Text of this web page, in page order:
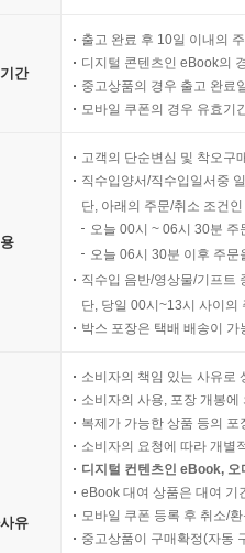
간
출고 완료 후 10일 이내의
디지털 콘텐츠인 eBook의
중고상품의 경우 출고 완료
모바일 쿠폰의 경우 유효기
고객의 단순변심 및 착오구
직수입양서/직수입일서중
단, 아래의 주문/취소 조건
오늘 00시 ~ 06시 30분
오늘 06시 30분 이후 주
직수입 음반/영상물/기프트
단, 당일 00시~13시 사이의
박스 포장은 택배 배송이
유
소비자의 책임 있는 사유로
소비자의 사용, 포장 개봉
복제가 가능한 상품 등의
소비자의 요청에 따라 개별
디지털 컨텐츠인 eBook,
eBook 대여 상품은 대여 기
모바일 쿠폰 등록 후 취소/
중고상품이 구매확정(자동